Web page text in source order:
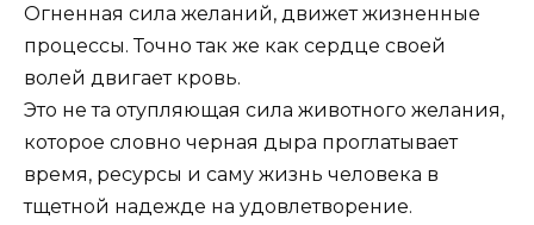
Огненная сила желаний, движет жизненные
процессы. Точно так же как сердце своей
волей двигает кровь.
Это не та отупляющая сила животного желания,
которое словно черная дыра проглатывает
время, ресурсы и саму жизнь человека в
тщетной надежде на удовлетворение.